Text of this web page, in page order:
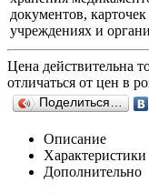
документов,
учреждениях и
Цена действительна
отличаться от цен в
Поделиться…
Описание
Характеристики
Дополнительно